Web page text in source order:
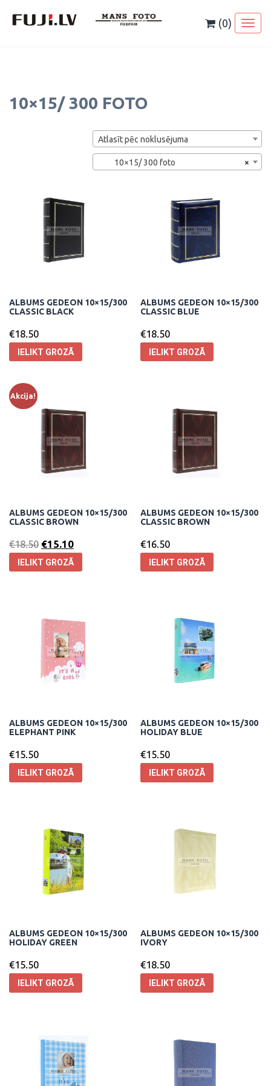
(0)
10×15/ 300 FOTO
Atlasīt pēc noklusējuma
×
10×15/ 300 foto
ALBUMS GEDEON 10×15/300
CLASSIC BLACK
€18.50
IELIKT GROZĀ
ALBUMS GEDEON 10×15/300
CLASSIC BLUE
€18.50
IELIKT GROZĀ
Akcija!
ALBUMS GEDEON 10×15/300
CLASSIC BROWN
€18.50 €15.10
IELIKT GROZĀ
ALBUMS GEDEON 10×15/300
CLASSIC BROWN
€16.50
IELIKT GROZĀ
ALBUMS GEDEON 10×15/300
ELEPHANT PINK
€15.50
IELIKT GROZĀ
ALBUMS GEDEON 10×15/300
HOLIDAY BLUE
€15.50
IELIKT GROZĀ
ALBUMS GEDEON 10×15/300
HOLIDAY GREEN
€15.50
IELIKT GROZĀ
ALBUMS GEDEON 10×15/300
IVORY
€18.50
IELIKT GROZĀ